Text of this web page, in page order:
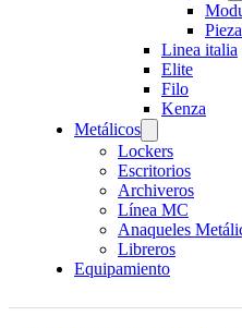
Linea italia
Elite
Filo
Kenza
Metálicos
Lockers
Escritorios
Archiveros
Línea MC
Anaqueles
Libreros
Equipamiento